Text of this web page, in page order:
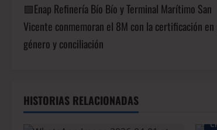
🟩Enap Refinería Bío Bío y Terminal Marítimo San
Vicente conmemoran el 8M con la certificación en
género y conciliación
HISTORIAS RELACIONADAS